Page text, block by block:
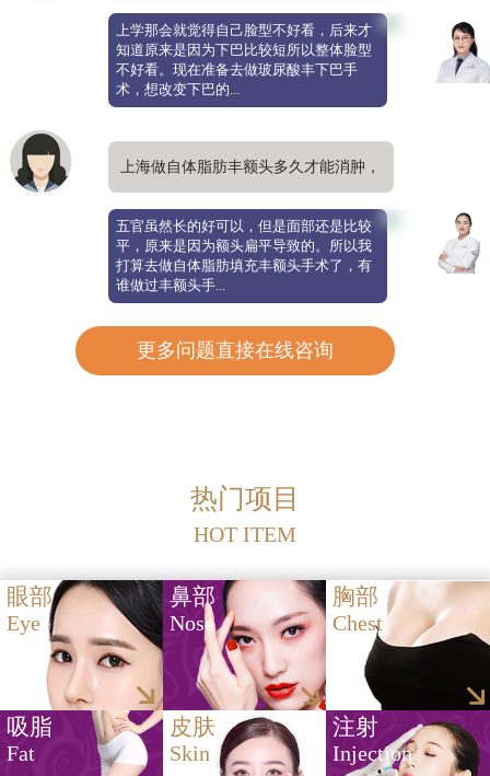
哪家医院更专业
上学那会就觉得自己脸型不好看，后来才
知道原来是因为下巴比较短所以整体脸型
不好看。现在准备去做玻尿酸丰下巴手
术，想改变下巴的...
上海做自体脂肪丰额头多久才能消肿，
一般要注意什么
五官虽然长的好可以，但是面部还是比较
平，原来是因为额头扁平导致的。所以我
打算去做自体脂肪填充丰额头手术了，有
谁做过丰额头手...
更多问题直接在线咨询
热门项目
HOT ITEM
眼部
Eye
鼻部
Nose
胸部
Chest
吸脂
Fat
皮肤
Skin
注射
Injection